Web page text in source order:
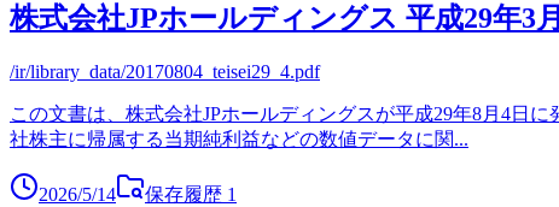
株式会社JPホールディングス 平成29年3
/ir/library_data/20170804_teisei29_4.pdf
この文書は、株式会社JPホールディングスが平成29年8月4日
社株主に帰属する当期純利益などの数値データに関...
2026/5/14 保存履歴 1